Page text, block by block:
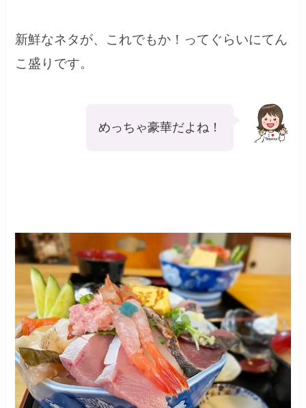
新鮮なネタが、これでもか！ってぐらいにてん
こ盛りです。
めっちゃ豪華だよね！